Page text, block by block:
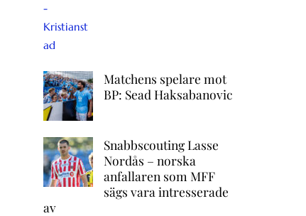
Matchens spelare mot
BP: Sead Haksabanovic
Snabbscouting Lasse
Nordås – norska
anfallaren som MFF
sägs vara intresserade
av